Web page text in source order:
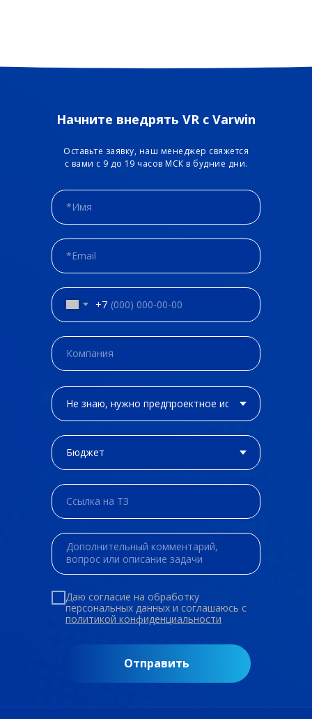
Начните внедрять VR с Varwin
Оставьте заявку, наш менеджер свяжется
с вами с 9 до 19 часов МСК в будние дни.
Даю согласие на обработку
персональных данных и соглашаюсь c
политикой конфиденциальности
+7
Отправить